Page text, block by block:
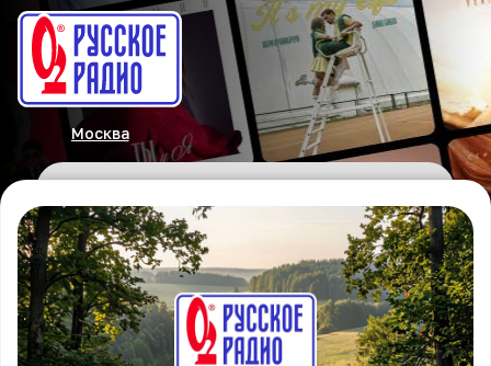
Москва